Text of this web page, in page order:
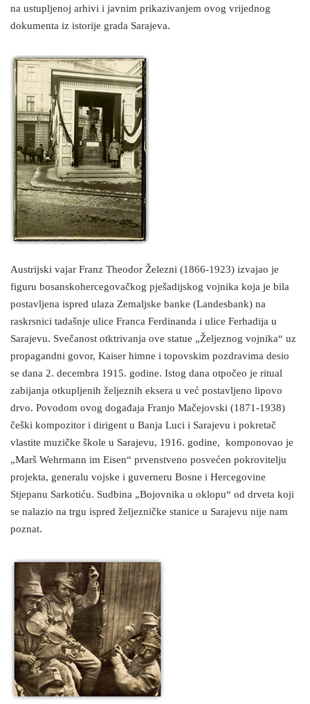
na ustupljenoj arhivi i javnim prikazivanjem ovog vrijednog
dokumenta iz istorije grada Sarajeva.
Austrijski vajar Franz Theodor Železni (1866-1923) izvajao je
figuru bosanskohercegovačkog pješadijskog vojnika koja je bila
postavljena ispred ulaza Zemaljske banke (Landesbank) na
raskrsnici tadašnje ulice Franca Ferdinanda i ulice Ferhadija u
Sarajevu. Svečanost otktrivanja ove statue „Željeznog vojnika“ uz
propagandni govor, Kaiser himne i topovskim pozdravima desio
se dana 2. decembra 1915. godine. Istog dana otpočeo je ritual
zabijanja otkupljenih željeznih eksera u već postavljeno lipovo
drvo. Povodom ovog događaja Franjo Mačejovski (1871-1938)
češki kompozitor i dirigent u Banja Luci i Sarajevu i pokretač
vlastite muzičke škole u Sarajevu, 1916. godine, komponovao je
„Marš Wehrmann im Eisen“ prvenstveno posvećen pokrovitelju
projekta, generalu vojske i guverneru Bosne i Hercegovine
Stjepanu Sarkotiću. Sudbina „Bojovnika u oklopu“ od drveta koji
se nalazio na trgu ispred željezničke stanice u Sarajevu nije nam
poznat.